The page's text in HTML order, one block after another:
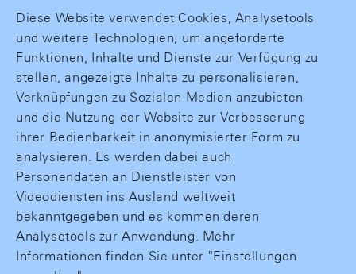
Diese Website verwendet Cookies, Analysetools
und weitere Technologien, um angeforderte
Funktionen, Inhalte und Dienste zur Verfügung zu
stellen, angezeigte Inhalte zu personalisieren,
Verknüpfungen zu Sozialen Medien anzubieten
und die Nutzung der Website zur Verbesserung
ihrer Bedienbarkeit in anonymisierter Form zu
analysieren. Es werden dabei auch
Personendaten an Dienstleister von
Videodiensten ins Ausland weltweit
bekanntgegeben und es kommen deren
Analysetools zur Anwendung. Mehr
Informationen finden Sie unter "Einstellungen